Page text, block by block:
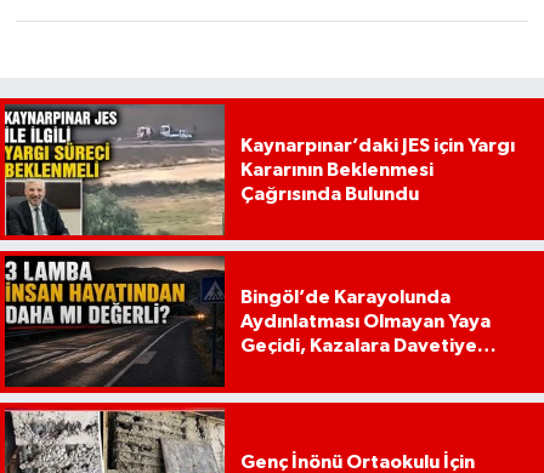
Kaynarpınar’daki JES için Yargı
Kararının Beklenmesi
Çağrısında Bulundu
Bingöl’de Karayolunda
Aydınlatması Olmayan Yaya
Geçidi, Kazalara Davetiye
Genç İnönü Ortaokulu İçin